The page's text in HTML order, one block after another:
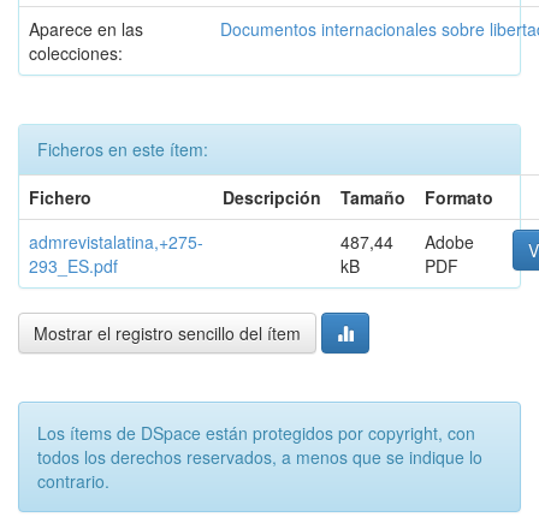
Aparece en las
colecciones:
Documentos internacionales sobre
Ficheros en este ítem:
Fichero
Descripción Tamaño
Formato
admrevistalatina,+275-
293_ES.pdf
487,44
kB
Adobe
PDF
Mostrar el registro sencillo del ítem
Los ítems de DSpace están protegidos por copyright, con
todos los derechos reservados, a menos que se indique lo
contrario.